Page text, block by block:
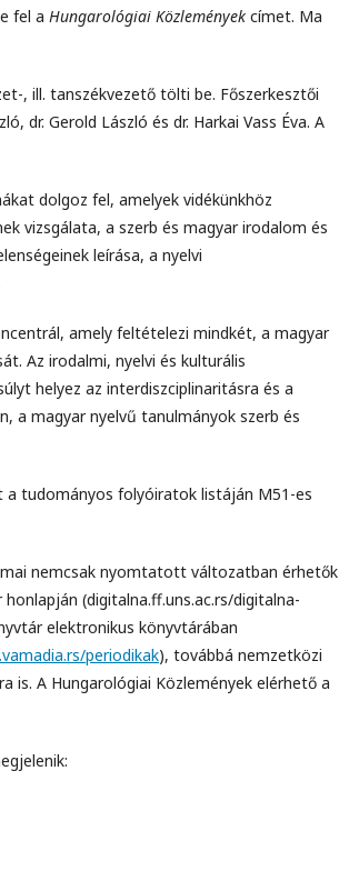
fel a Hungarológiai Közlemények címet. Ma
, ill. tanszékvezető tölti be. Főszerkesztői
dr. Gerold László és dr. Harkai Vass Éva. A
dolgoz fel, amelyek vidékünkhöz
vizsgálata, a szerb és magyar irodalom és
leírása, a nyelvi
amely feltételezi mindkét, a magyar
Az irodalmi, nyelvi és kulturális
helyez az interdiszciplinaritásra és a
a magyar nyelvű tanulmányok szerb és
a tudományos folyóiratok listáján M51-es
nemcsak nyomtatott változatban érhetők
(digitalna.ff.uns.ac.rs/digitalna-
elektronikus könyvtárában
periodikak), továbbá nemzetközi
A Hungarológiai Közlemények elérhető a